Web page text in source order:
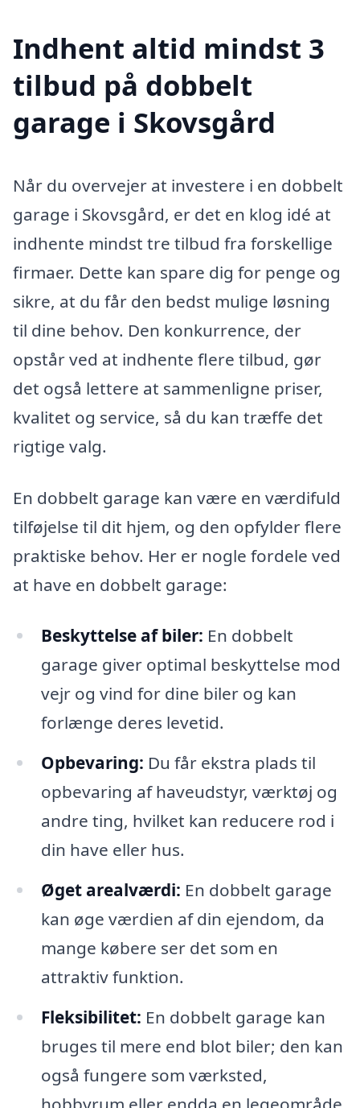
Indhent altid mindst 3
tilbud på dobbelt
garage i Skovsgård
Når du overvejer at investere i en dobbelt
garage i Skovsgård, er det en klog idé at
indhente mindst tre tilbud fra forskellige
firmaer. Dette kan spare dig for penge og
sikre, at du får den bedst mulige løsning
til dine behov. Den konkurrence, der
opstår ved at indhente flere tilbud, gør
det også lettere at sammenligne priser,
kvalitet og service, så du kan træffe det
rigtige valg.
En dobbelt garage kan være en værdifuld
tilføjelse til dit hjem, og den opfylder flere
praktiske behov. Her er nogle fordele ved
at have en dobbelt garage:
Beskyttelse af biler: En dobbelt
garage giver optimal beskyttelse mod
vejr og vind for dine biler og kan
forlænge deres levetid.
Opbevaring: Du får ekstra plads til
opbevaring af haveudstyr, værktøj og
andre ting, hvilket kan reducere rod i
din have eller hus.
Øget arealværdi: En dobbelt garage
kan øge værdien af din ejendom, da
mange købere ser det som en
attraktiv funktion.
Fleksibilitet: En dobbelt garage kan
bruges til mere end blot biler; den kan
også fungere som værksted,